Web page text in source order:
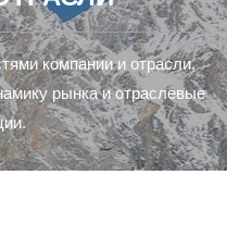
компании и отрасли,
рынка и отраслевые